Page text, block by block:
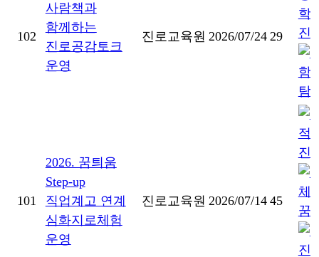
102
사람책과
함께하는
진로공감토크
운영
진로교육원 2026/07/24 29
101
2026. 꿈틔움
Step-up
직업계고 연계
심화지로체험
운영
진로교육원 2026/07/14 45